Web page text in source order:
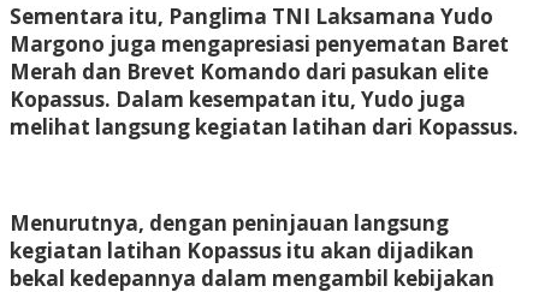
Sementara itu, Panglima TNI Laksamana Yudo
Margono juga mengapresiasi penyematan Baret
Merah dan Brevet Komando dari pasukan elite
Kopassus. Dalam kesempatan itu, Yudo juga
melihat langsung kegiatan latihan dari Kopassus.
Menurutnya, dengan peninjauan langsung
kegiatan latihan Kopassus itu akan dijadikan
bekal kedepannya dalam mengambil kebijakan